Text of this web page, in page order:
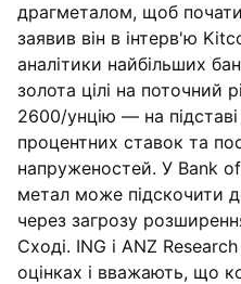
драгметалом, щоб
заявив він в інтерв'ю
аналітики найбільших
золота цілі на
2600/унцію — на
процентних ставок та
напруженостей. У Bank
метал може підскочити
через загрозу
Сході. ING і ANZ
оцінках і вважають, що